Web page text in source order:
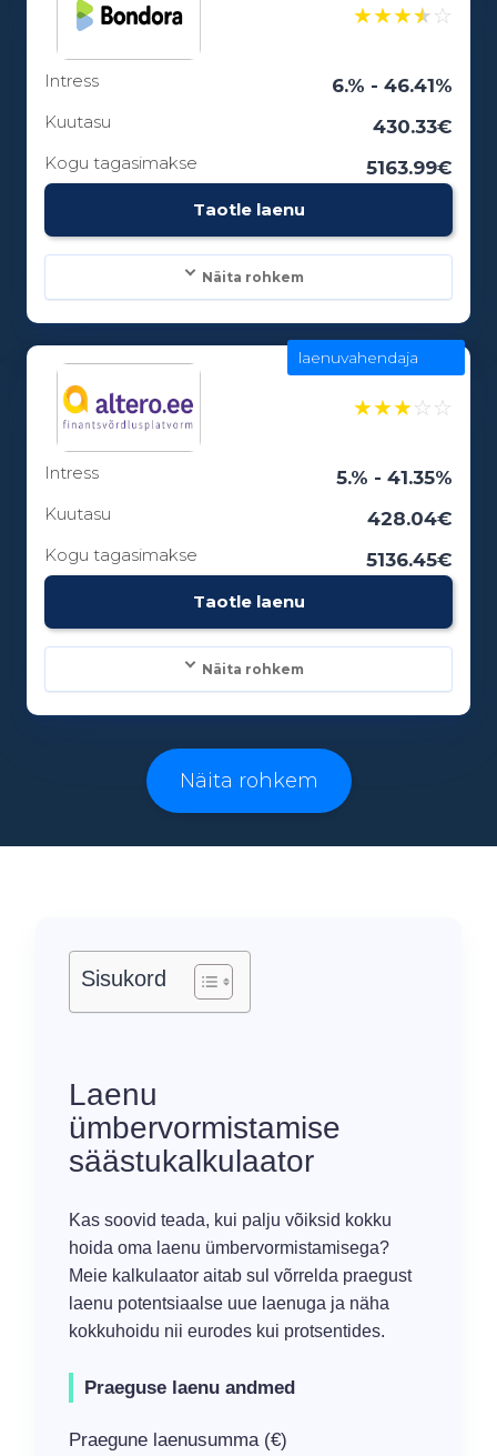
Laenuperiood:
★★★★☆
Intress 6.% - 46.41%
Kuutasu 430.33€
Kogu tagasimakse 5163.99€
Taotle laenu
Näita rohkem
100 - 15000€
Laenuperiood:
★★★☆☆
Intress 5.% - 41.35%
Kuutasu 428.04€
Kogu tagasimakse 5136.45€
Taotle laenu
laenuvahendaja
Näita rohkem
Laenusummad:
500 - 25000€
Vanusepiirang:
Näita rohkem
Sisukord
Laenu
ümbervormistamise
säästukalkulaator
Kas soovid teada, kui palju võiksid kokku
hoida oma laenu ümbervormistamisega?
Meie kalkulaator aitab sul võrrelda praegust
laenu potentsiaalse uue laenuga ja näha
kokkuhoidu nii eurodes kui protsentides.
Praeguse laenu andmed
Praegune laenusumma (€)